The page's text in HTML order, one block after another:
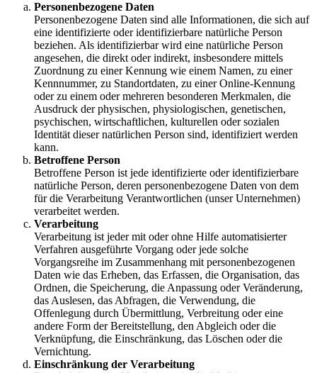
Personenbezogene Daten
Personenbezogene Daten sind alle Informationen, die sich auf
eine identifizierte oder identifizierbare natürliche Person
beziehen. Als identifizierbar wird eine natürliche Person
angesehen, die direkt oder indirekt, insbesondere mittels
Zuordnung zu einer Kennung wie einem Namen, zu einer
Kennnummer, zu Standortdaten, zu einer Online-Kennung
oder zu einem oder mehreren besonderen Merkmalen, die
Ausdruck der physischen, physiologischen, genetischen,
psychischen, wirtschaftlichen, kulturellen oder sozialen
Identität dieser natürlichen Person sind, identifiziert werden
kann.
Betroffene Person
Betroffene Person ist jede identifizierte oder identifizierbare
natürliche Person, deren personenbezogene Daten von dem
für die Verarbeitung Verantwortlichen (unser Unternehmen)
verarbeitet werden.
Verarbeitung
Verarbeitung ist jeder mit oder ohne Hilfe automatisierter
Verfahren ausgeführte Vorgang oder jede solche
Vorgangsreihe im Zusammenhang mit personenbezogenen
Daten wie das Erheben, das Erfassen, die Organisation, das
Ordnen, die Speicherung, die Anpassung oder Veränderung,
das Auslesen, das Abfragen, die Verwendung, die
Offenlegung durch Übermittlung, Verbreitung oder eine
andere Form der Bereitstellung, den Abgleich oder die
Verknüpfung, die Einschränkung, das Löschen oder die
Vernichtung.
Einschränkung der Verarbeitung